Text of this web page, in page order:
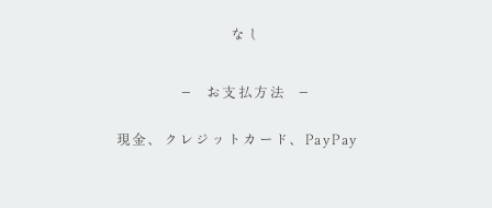
なし
お支払方法
現金、クレジットカード、PayPay